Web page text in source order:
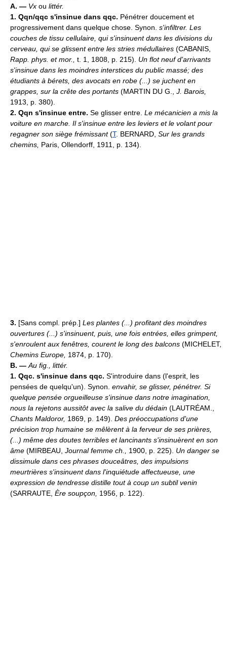
A. — Vx ou littér.
1. Qqn/qqc s'insinue dans qqc. Pénétrer doucement et
progressivement dans quelque chose. Synon. s'infiltrer. Les
couches de tissu cellulaire, qui s'insinuent dans les divisions du
cerveau, qui se glissent entre les stries médullaires (CABANIS,
Rapp. phys. et mor., t. 1, 1808, p. 215). Un flot neuf d'arrivants
s'insinue dans les moindres interstices du public massé; des
étudiants à bérets, des avocats en robe (...) se juchent en
grappes, sur la crête des portants (MARTIN DU G., J. Barois,
1913, p. 380).
2. Qqn s'insinue entre. Se glisser entre. Le mécanicien a mis la
voiture en marche. Il s'insinue entre les leviers et le volant pour
regagner son siège frémissant(T. BERNARD, Sur les grands
chemins, Paris, Ollendorff, 1911, p. 134).
3. [Sans compl. prép.] Les plantes (...) profitant des moindres
ouvertures (...) s'insinuent, puis, une fois entrées, elles grimpent,
s'enroulent aux fenêtres, courent le long des balcons (MICHELET,
Chemins Europe, 1874, p. 170).
B. — Au fig., littér.
1. Qqc. s'insinue dans qqc. S'introduire dans (l'esprit, les
pensées de quelqu'un). Synon. envahir, se glisser, pénétrer. Si
quelque pensée orgueilleuse s'insinue dans notre imagination,
nous la rejetons aussitôt avec la salive du dédain (LAUTRÉAM.,
Chants Maldoror, 1869, p. 149). Des préoccupations d'une
précision trop humaine se mêlèrent à la ferveur de ses prières,
(...) même des doutes terribles et lancinants s'insinuèrent en son
âme (MIRBEAU, Journal femme ch., 1900, p. 225). Un danger se
dissimule dans ces phrases douceâtres, des impulsions
meurtrières s'insinuent dans l'inquiétude affectueuse, une
expression de tendresse distille tout à coup un subtil venin
(SARRAUTE, Ère soupçon, 1956, p. 122).